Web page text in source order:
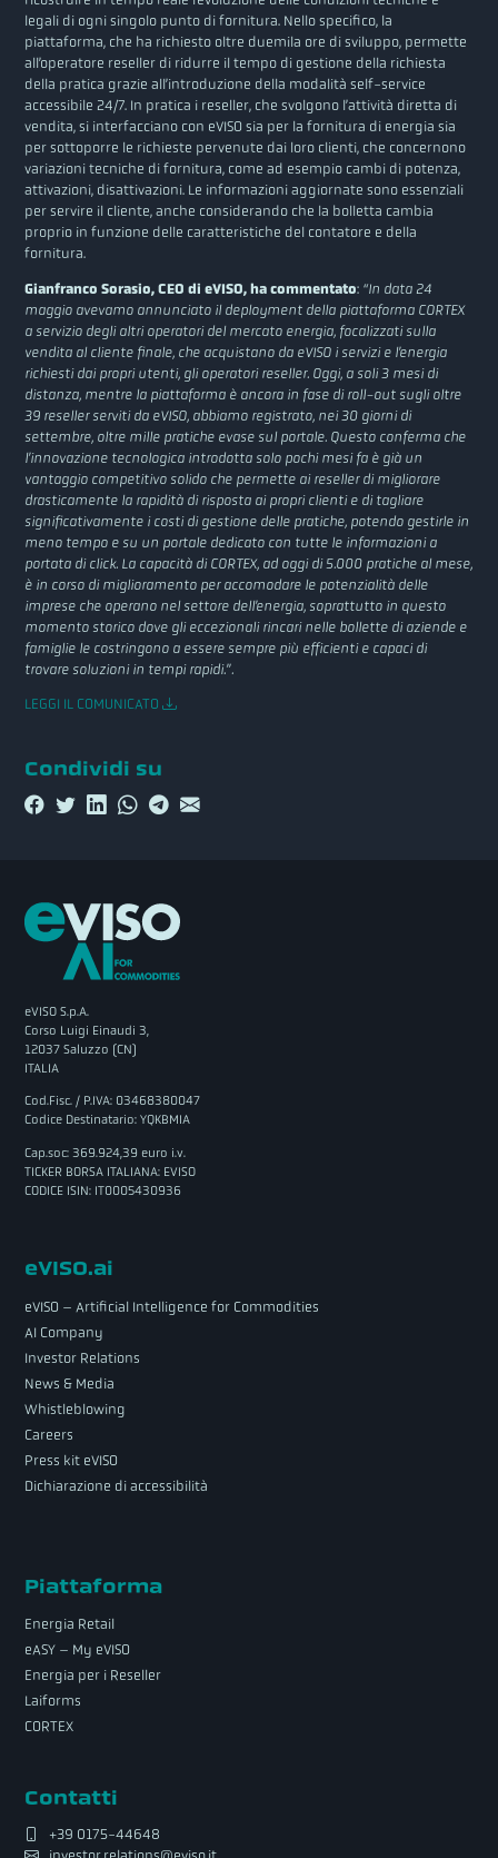
legali di ogni singolo punto di fornitura. Nello specifico, la
piattaforma, che ha richiesto oltre duemila ore di sviluppo, permette
all’operatore reseller di ridurre il tempo di gestione della richiesta
della pratica grazie all’introduzione della modalità self-service
accessibile 24/7. In pratica i reseller, che svolgono l’attività diretta di
vendita, si interfacciano con eVISO sia per la fornitura di energia sia
per sottoporre le richieste pervenute dai loro clienti, che concernono
variazioni tecniche di fornitura, come ad esempio cambi di potenza,
attivazioni, disattivazioni. Le informazioni aggiornate sono essenziali
per servire il cliente, anche considerando che la bolletta cambia
proprio in funzione delle caratteristiche del contatore e della
fornitura.
Gianfranco Sorasio, CEO di eVISO, ha commentato: “In data 24
maggio avevamo annunciato il deployment della piattaforma CORTEX
a servizio degli altri operatori del mercato energia, focalizzati sulla
vendita al cliente finale, che acquistano da eVISO i servizi e l’energia
richiesti dai propri utenti, gli operatori reseller. Oggi, a soli 3 mesi di
distanza, mentre la piattaforma è ancora in fase di roll-out sugli oltre
39 reseller serviti da eVISO, abbiamo registrato, nei 30 giorni di
settembre, oltre mille pratiche evase sul portale. Questo conferma che
l’innovazione tecnologica introdotta solo pochi mesi fa è già un
vantaggio competitivo solido che permette ai reseller di migliorare
drasticamente la rapidità di risposta ai propri clienti e di tagliare
significativamente i costi di gestione delle pratiche, potendo gestirle in
meno tempo e su un portale dedicato con tutte le informazioni a
portata di click. La capacità di CORTEX, ad oggi di 5.000 pratiche al mese,
è in corso di miglioramento per accomodare le potenzialità delle
imprese che operano nel settore dell’energia, soprattutto in questo
momento storico dove gli eccezionali rincari nelle bollette di aziende e
famiglie le costringono a essere sempre più efficienti e capaci di
trovare soluzioni in tempi rapidi.”.
LEGGI IL COMUNICATO
Condividi su
eVISO S.p.A.
Corso Luigi Einaudi 3,
12037 Saluzzo (CN)
ITALIA
Cod.Fisc. / P.IVA: 03468380047
Codice Destinatario: YQKBMIA
Cap.soc: 369.924,39 euro i.v.
TICKER BORSA ITALIANA: EVISO
CODICE ISIN: IT0005430936
eVISO.ai
eVISO – Artificial Intelligence for Commodities
AI Company
Investor Relations
News & Media
Whistleblowing
Careers
Press kit eVISO
Dichiarazione di accessibilità
Piattaforma
Energia Retail
eASY – My eVISO
Energia per i Reseller
Laiforms
CORTEX
Contatti
+39 0175-44648